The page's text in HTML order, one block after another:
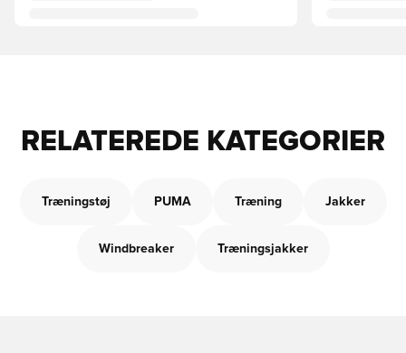
RELATEREDE KATEGORIER
Træningstøj PUMA Træning Jakker
Windbreaker Træningsjakker